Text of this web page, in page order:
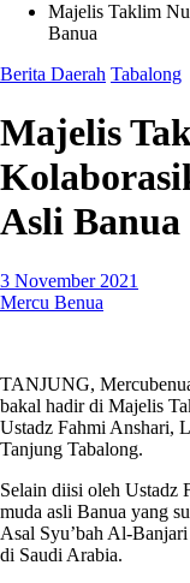
Majelis Taklim
Banua
Berita Daerah Tabalong
Majelis
Asli Banua
3 November 2021
Mercu Benua
TANJUNG,
bakal hadir di Majelis
Ustadz Fahmi Anshari,
Tanjung Tabalong.
Selain diisi oleh Ustadz
muda asli Banua yang
Asal Syu’bah Al-
di Saudi Arabia.